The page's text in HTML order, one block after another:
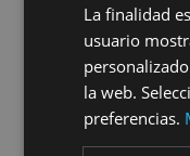
Visita
e historia
La finalidad
usuario
la web.
preferencias.